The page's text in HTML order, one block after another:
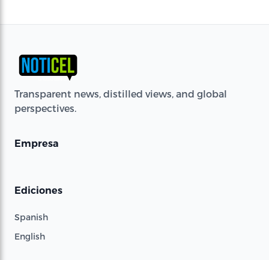
Transparent news, distilled views, and global
perspectives.
Empresa
Ediciones
Spanish
English